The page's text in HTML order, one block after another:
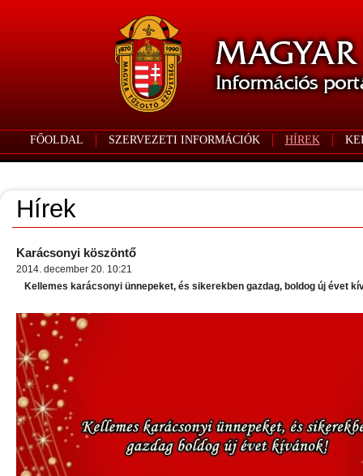
FŐOLDAL SZERVEZETI INFORMÁCIÓK HÍREK
Hírek
Karácsonyi köszöntő
2014. december 20. 10:21
Kellemes karácsonyi ünnepeket, és sikerekben gazdag, boldog új évet